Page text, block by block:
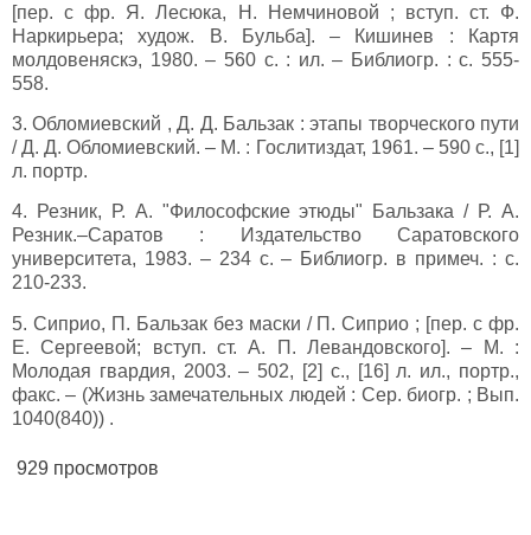
[пер. с фр. Я. Лесюка, Н. Немчиновой ; вступ. ст. Ф.
Наркирьера; худож. В. Бульба]. – Кишинев : Картя
молдовеняскэ, 1980. – 560 с. : ил. – Библиогр. : с. 555-
558.
3. Обломиевский , Д. Д. Бальзак : этапы творческого пути
/ Д. Д. Обломиевский. – М. : Гослитиздат, 1961. – 590 с., [1]
л. портр.
4. Резник, Р. А. "Философские этюды" Бальзака / Р. А.
Резник.–Саратов : Издательство Саратовского
университета, 1983. – 234 с. – Библиогр. в примеч. : с.
210-233.
5. Сиприо, П. Бальзак без маски / П. Сиприо ; [пер. с фр.
Е. Сергеевой; вступ. ст. А. П. Левандовского]. – М. :
Молодая гвардия, 2003. – 502, [2] с., [16] л. ил., портр.,
факс. – (Жизнь замечательных людей : Сер. биогр. ; Вып.
1040(840)) .
929 просмотров